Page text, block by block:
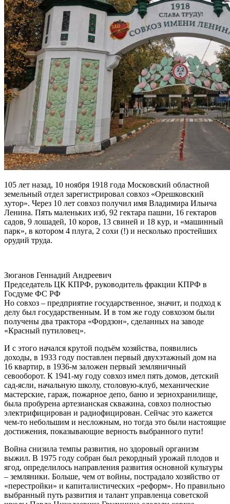
105 лет назад, 10 ноября 1918 года Московский областной
земельный отдел зарегистрировал совхоз «Орешковский
хутор». Через 10 лет совхоз получил имя Владимира Ильича
Ленина. Пять маленьких изб, 92 гектара пашни, 16 гектаров
садов, 9 лошадей, 10 коров, 13 свиней и 18 кур, и «машинный
парк», в котором 4 плуга, 2 сохи (!) и несколько простейших
орудий труда.
Зюганов Геннадий Андреевич
Председатель ЦК КПРФ, руководитель фракции КПРФ в
Госдуме ФС РФ
Но совхоз – предприятие государственное, значит, и подход к
делу был государственным. И в том же году совхозом были
получены два трактора «Фордзон», сделанных на заводе
«Красный путиловец».
И с этого начался крутой подъём хозяйства, появились
доходы, в 1933 году поставлен первый двухэтажный дом на
16 квартир, в 1936-м заложен первый земляничный
севооборот. К 1941-му году совхоз имел пять домов, детский
сад-ясли, начальную школу, столовую-клуб, механические
мастерские, гараж, пожарное депо, баню и зернохранилище,
была пробурена артезианская скважина, совхоз полностью
электрифицирован и радиофицирован. Сейчас это кажется
чем-то небольшим и несложным, но тогда это были настоящие
достижения, показывающие верность выбранного пути!
Война снизила темпы развития, но здоровый организм
выжил. В 1975 году собран был рекордный урожай плодов и
ягод, определилось направления развития основной культуры
– земляники. Больше, чем от войны, пострадало хозяйство от
«перестройки» и капиталистических «реформ». Но правильно
выбранный путь развития и талант управленца советской